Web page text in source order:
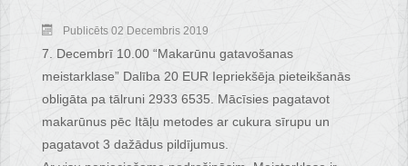
Publicēts 02 Decembris 2019
7. Decembrī 10.00 “Makarūnu gatavošanas
meistarklase” Dalība 20 EUR Iepriekšēja pieteikšanās
obligāta pa tālruni 2933 6535. Mācīsies pagatavot
makarūnus pēc Itāļu metodes ar cukura sīrupu un
pagatavot 3 dažādus pildījumus.